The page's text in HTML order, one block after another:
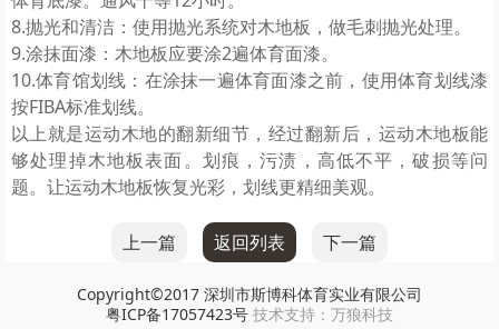
8.抛光和清洁：使用抛光系统对木地板，做毛刺抛光处理。
9.涂抹面漆：木地板应要涂2遍体育面漆。
10.体育馆划线：在涂抹一遍体育面漆之前，使用体育划线漆
按FIBA标准划线。
以上就是运动木地的翻新细节，经过翻新后，运动木地板能
够处理掉木地板表面。划痕，污渍，高低不平，破损等问
题。让运动木地板恢复光彩，划线更精细美观。
上一篇 返回列表 下一篇
Copyright©2017 深圳市斯博科体育实业有限公司
粤ICP备17057423号 技术支持： 万狼科技